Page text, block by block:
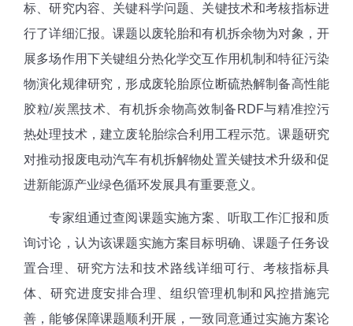
标、研究内容、关键科学问题、关键技术和考核指标进
行了详细汇报。课题以废轮胎和有机拆余物为对象，开
展多场作用下关键组分热化学交互作用机制和特征污染
物演化规律研究，形成废轮胎原位断硫热解制备高性能
胶粒/炭黑技术、有机拆余物高效制备 RDF与精准控污
热处理技术，建立废轮胎综合利用工程示范。课题研究
对推动报废电动汽车有机拆解物处置关键技术升级和促
进新能源产业绿色循环发展具有重要意义。
专家组通过查阅课题实施方案、听取工作汇报和质
询讨论，认为该课题实施方案目标明确、课题子任务设
置合理、研究方法和技术路线详细可行、考核指标具
体、研究进度安排合理、组织管理机制和风控措施完
善，能够保障课题顺利开展，一致同意通过实施方案论